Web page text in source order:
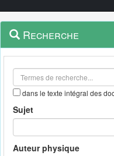
Navigation
outils
Menu
contextuel
Recherche
dans le texte intégral des
Sujet
Auteur physique